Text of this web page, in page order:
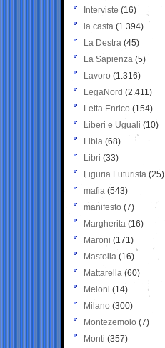
Interviste (16)
la casta (1.394)
La Destra (45)
La Sapienza (5)
Lavoro (1.316)
LegaNord (2.411)
Letta Enrico (154)
Liberi e Uguali (10)
Libia (68)
Libri (33)
Liguria Futurista (25)
mafia (543)
manifesto (7)
Margherita (16)
Maroni (171)
Mastella (16)
Mattarella (60)
Meloni (14)
Milano (300)
Montezemolo (7)
Monti (357)